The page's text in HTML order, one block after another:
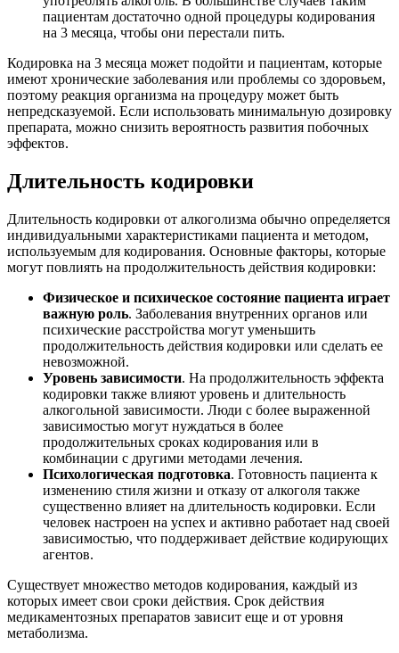
пациентам достаточно одной процедуры кодирования
на 3 месяца, чтобы они перестали пить.
Кодировка на 3 месяца может подойти и пациентам, которые
имеют хронические заболевания или проблемы со здоровьем,
поэтому реакция организма на процедуру может быть
непредсказуемой. Если использовать минимальную дозировку
препарата, можно снизить вероятность развития побочных
эффектов.
Длительность кодировки
Длительность кодировки от алкоголизма обычно определяется
индивидуальными характеристиками пациента и методом,
используемым для кодирования. Основные факторы, которые
могут повлиять на продолжительность действия кодировки:
Физическое и психическое состояние пациента играет
важную роль. Заболевания внутренних органов или
психические расстройства могут уменьшить
продолжительность действия кодировки или сделать ее
невозможной.
Уровень зависимости. На продолжительность эффекта
кодировки также влияют уровень и длительность
алкогольной зависимости. Люди с более выраженной
зависимостью могут нуждаться в более
продолжительных сроках кодирования или в
комбинации с другими методами лечения.
Психологическая подготовка. Готовность пациента к
изменению стиля жизни и отказу от алкоголя также
существенно влияет на длительность кодировки. Если
человек настроен на успех и активно работает над своей
зависимостью, что поддерживает действие кодирующих
агентов.
Существует множество методов кодирования, каждый из
которых имеет свои сроки действия. Срок действия
медикаментозных препаратов зависит еще и от уровня
метаболизма.